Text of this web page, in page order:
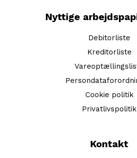
Nyttige
Debitorliste
Kreditorliste
Cookie politik
Privatlivspolitik
Kontakt